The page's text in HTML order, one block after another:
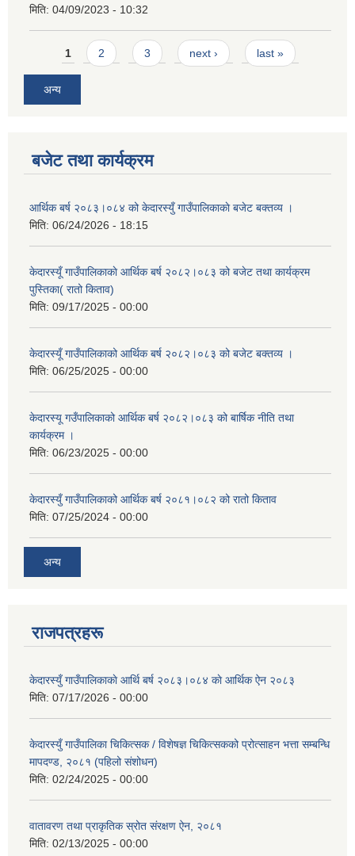
मिति: 04/09/2023 - 10:32
Pages
1 2 3 next › last »
अन्य
बजेट तथा कार्यक्रम
आर्थिक बर्ष २०८३।०८४ को केदारस्युँ गाउँपालिकाकाे बजेट बक्तव्य ।
मिति: 06/24/2026 - 18:15
केदारस्यूँ गाउँपालिकाकाे आर्थिक बर्ष २०८२।०८३ को बजेट तथा कार्यक्रम
पुस्तिका( रातो किताव)
मिति: 09/17/2025 - 00:00
केदारस्यूँ गाउँपालिकाको आर्थिक बर्ष २०८२।०८३ को बजेट बक्तव्य ।
मिति: 06/25/2025 - 00:00
केदारस्यू गउँपालिकाको आर्थिक बर्ष २०८२।०८३ को बार्षिक नीति तथा
कार्यक्रम ।
मिति: 06/23/2025 - 00:00
केदारस्युँ गाउँपालिकाको आर्थिक बर्ष २०८१।०८२ को रातो किताव
मिति: 07/25/2024 - 00:00
अन्य
राजपत्रहरू
केदारस्युँ गाउँपालिकाकाे आर्थि बर्ष २०८३।०८४ काे आर्थिक ऐन २०८३
मिति: 07/17/2026 - 00:00
केदारस्युँ गाउँपालिका चिकित्सक / विशेषज्ञ चिकित्सकको प्रोत्साहन भत्ता सम्बन्धि
मापदण्ड, २०८१ (पहिलो संशोधन)
मिति: 02/24/2025 - 00:00
वातावरण तथा प्राकृतिक स्रोत संरक्षण ऐन, २०८१
मिति: 02/13/2025 - 00:00